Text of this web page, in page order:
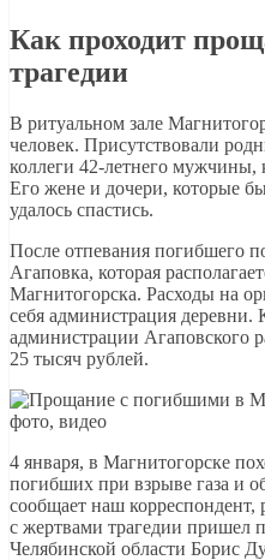
Как проходит
трагедии
В ритуальном зале
человек. Присутствовали
коллеги 42-летнего
Его жене и дочери, которые
удалось спастись.
После отпевания погибшего
Агаповка, которая
Магнитогорска. Расходы на
себя администрация деревни.
администрации Агаповского
25 тысяч рублей.
4 января, в Магнитогорске
погибших при взрыве газа и
сообщает наш
с жертвами трагедии пришел
Челябинской области Борис